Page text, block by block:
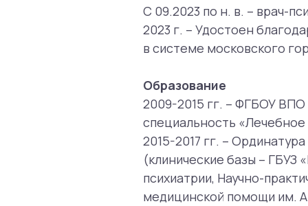
(клинические базы – ГБУЗ
психиатрии, Научно-
медицинской помощи им. А. С.
ординатуры № 107718 232715,
09.2020-06.2021 г. –
ведение профессиональной
переподготовке №
09.2022-12.2022 г. –
специальности «Организация
регистрационный номер № 535.
уникальный номер реестровой